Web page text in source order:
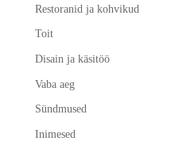
Restoranid ja kohvikud
Toit
Disain ja käsitöö
Vaba aeg
Sündmused
Inimesed